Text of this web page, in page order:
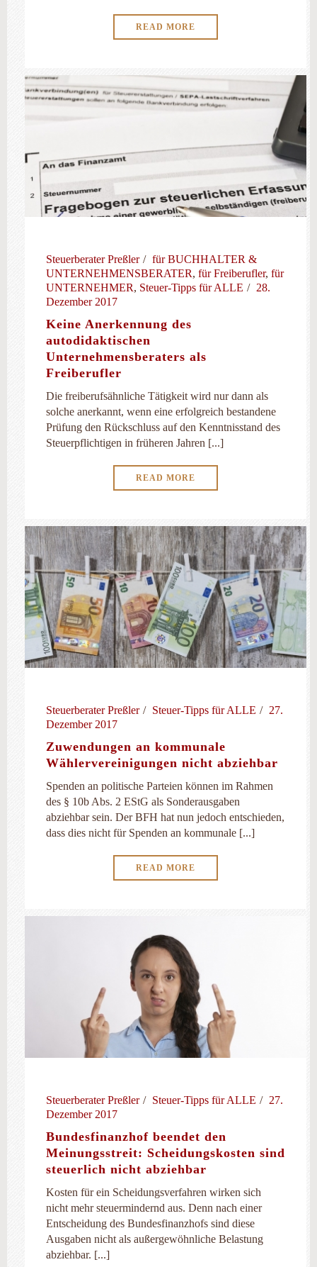
READ MORE
Steuerberater Preßler
für BUCHHALTER &
UNTERNEHMENSBERATER, für Freiberufler, für
UNTERNEHMER, Steuer-Tipps für ALLE
28.
Dezember 2017
Keine Anerkennung des
autodidaktischen
Unternehmensberaters als
Freiberufler
Die freiberufsähnliche Tätigkeit wird nur dann als
solche anerkannt, wenn eine erfolgreich bestandene
Prüfung den Rückschluss auf den Kenntnisstand des
Steuerpflichtigen in früheren Jahren [...]
READ MORE
Steuerberater Preßler Steuer-Tipps für ALLE
27.
Dezember 2017
Zuwendungen an kommunale
Wählervereinigungen nicht abziehbar
Spenden an politische Parteien können im Rahmen
des § 10b Abs. 2 EStG als Sonderausgaben
abziehbar sein. Der BFH hat nun jedoch entschieden,
dass dies nicht für Spenden an kommunale [...]
READ MORE
Steuerberater Preßler Steuer-Tipps für ALLE
27.
Dezember 2017
Bundesfinanzhof beendet den
Meinungsstreit: Scheidungskosten sind
steuerlich nicht abziehbar
Kosten für ein Scheidungsverfahren wirken sich
nicht mehr steuermindernd aus. Denn nach einer
Entscheidung des Bundesfinanzhofs sind diese
Ausgaben nicht als außergewöhnliche Belastung
abziehbar. [...]